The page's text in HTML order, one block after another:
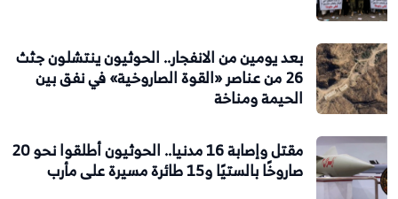
بعد يومين من الانفجار.. الحوثيون ينتشلون جثث
26 من عناصر «القوة الصاروخية» في نفق بين
الحيمة ومناخة
مقتل وإصابة 16 مدنيا.. الحوثيون أطلقوا نحو 20
صاروخًا بالستيًا و15 طائرة مسيرة على مأرب